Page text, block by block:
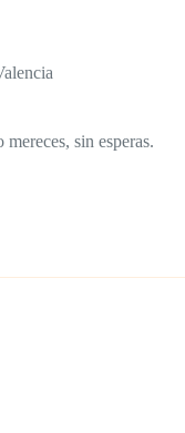
sin esperas.